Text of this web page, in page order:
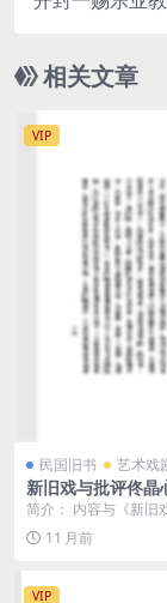
相关文章
VIP
民国旧书 艺术戏
新旧戏与批评佟晶
佟晶心戏剧理论著
简介： 内容与《新旧
一书基本相同。（《
评》（佟晶心著）共8...
11 月前
VIP